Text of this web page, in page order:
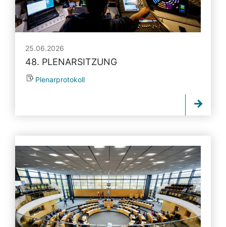
25.06.2026
48. PLENARSITZUNG
Plenarprotokoll